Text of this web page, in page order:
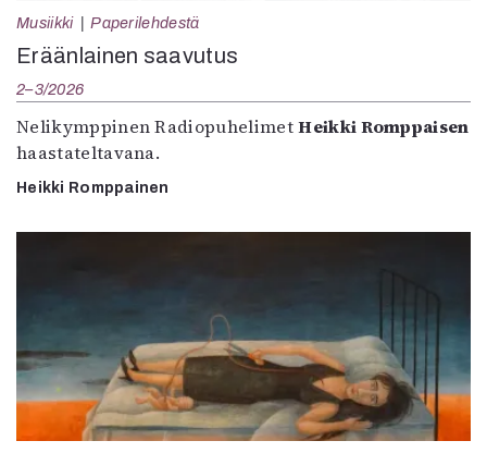
Musiikki Paperilehdestä
Eräänlainen saavutus
2–3/2026
Nelikymppinen RadiopuhelimetHeikki Romppaisen
haastateltavana.
Heikki Romppainen